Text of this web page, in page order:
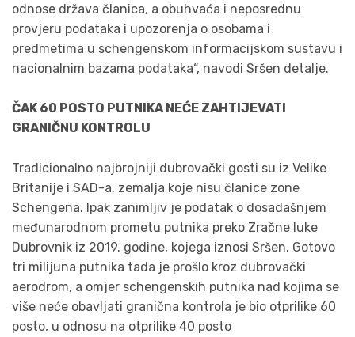
odnose država članica, a obuhvaća i neposrednu
provjeru podataka i upozorenja o osobama i
predmetima u schengenskom informacijskom sustavu i
nacionalnim bazama podataka“, navodi Sršen detalje.
ČAK 60 POSTO PUTNIKA NEĆE ZAHTIJEVATI
GRANIČNU KONTROLU
Tradicionalno najbrojniji dubrovački gosti su iz Velike
Britanije i SAD-a, zemalja koje nisu članice zone
Schengena. Ipak zanimljiv je podatak o dosadašnjem
međunarodnom prometu putnika preko Zračne luke
Dubrovnik iz 2019. godine, kojega iznosi Sršen. Gotovo
tri milijuna putnika tada je prošlo kroz dubrovački
aerodrom, a omjer schengenskih putnika nad kojima se
više neće obavljati granična kontrola je bio otprilike 60
posto, u odnosu na otprilike 40 posto